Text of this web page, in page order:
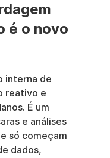
é o novo
interna de
reativo e
É um
e análises
só começam
dados,